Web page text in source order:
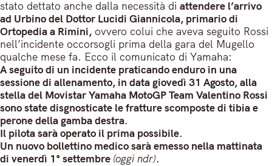
stato dettato anche dalla necessità di attendere l’arrivo
ad Urbino del Dottor Lucidi Giannicola, primario di
Ortopedia a Rimini, ovvero colui che aveva seguito Rossi
nell’incidente occorsogli prima della gara del Mugello
qualche mese fa. Ecco il comunicato di Yamaha:
A seguito di un incidente praticando enduro in una
sessione di allenamento, in data giovedì 31 Agosto, alla
stella del Movistar Yamaha MotoGP Team Valentino Rossi
sono state disgnosticate le fratture scomposte di tibia e
perone della gamba destra.
Il pilota sarà operato il prima possibile.
Un nuovo bollettino medico sarà emesso nella mattinata
di venerdì 1° settembre (oggi ndr).